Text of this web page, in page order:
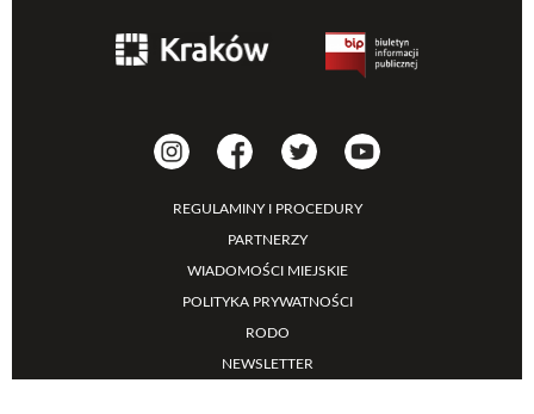
REGULAMINY I PROCEDURY
PARTNERZY
WIADOMOŚCI MIEJSKIE
POLITYKA PRYWATNOŚCI
RODO
NEWSLETTER